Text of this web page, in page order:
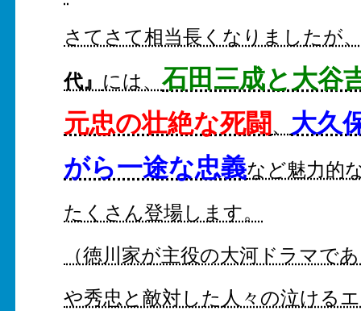
さてさて相当長くなりましたが
代』 には、石田三成と大谷
元忠の壮絶な死闘、 大久
がら一途な忠義など魅力的
たくさん登場します。
（徳川家が主役の大河ドラマで
や秀忠と敵対した人々の泣ける